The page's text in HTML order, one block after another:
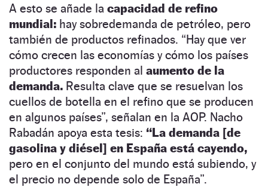
A esto se añade la capacidad de refino
mundial: hay sobredemanda de petróleo, pero
también de productos refinados. “Hay que ver
cómo crecen las economías y cómo los países
productores responden al aumento de la
demanda. Resulta clave que se resuelvan los
cuellos de botella en el refino que se producen
en algunos países”, señalan en la AOP. Nacho
Rabadán apoya esta tesis: “La demanda [de
gasolina y diésel] en España está cayendo,
pero en el conjunto del mundo está subiendo, y
el precio no depende solo de España”.